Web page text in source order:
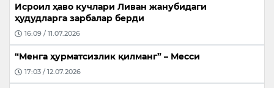
Исроил ҳаво кучлари Ливан жанубидаги
ҳудудларга зарбалар берди
16:09 / 11.07.2026
“Менга ҳурматсизлик қилманг” – Месси
17:03 / 12.07.2026